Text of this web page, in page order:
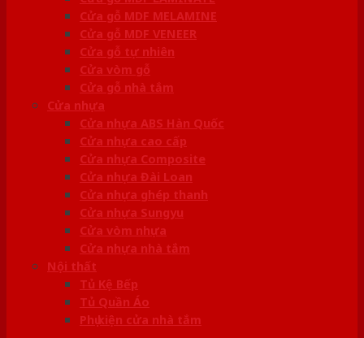
Cửa gỗ MDF MELAMINE
Cửa gỗ MDF VENEER
Cửa gỗ tự nhiên
Cửa vòm gỗ
Cửa gỗ nhà tắm
Cửa nhựa
Cửa nhựa ABS Hàn Quốc
Cửa nhựa cao cấp
Cửa nhựa Composite
Cửa nhựa Đài Loan
Cửa nhựa ghép thanh
Cửa nhựa Sungyu
Cửa vòm nhựa
Cửa nhựa nhà tắm
Nội thất
Tủ Kệ Bếp
Tủ Quần Áo
Phụ kiện cửa nhà tắm